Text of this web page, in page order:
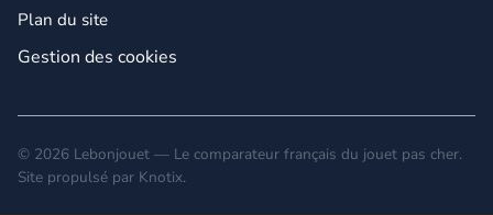
Plan du site
Gestion des cookies
© 2026 Lebonjouet — Le comparateur français du jouet pas cher.
Site propulsé par Knotix.